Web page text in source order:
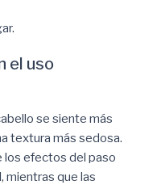
el uso
se siente más
textura más sedosa.
los efectos del paso
mientras que las